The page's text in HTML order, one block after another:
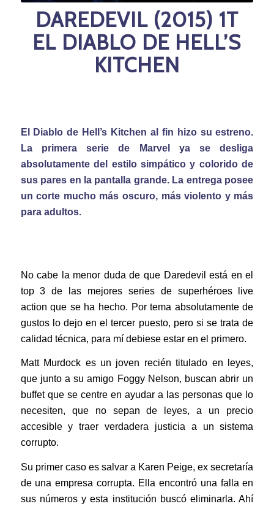
DAREDEVIL (2015) 1T
EL DIABLO DE HELL’S
KITCHEN
El Diablo de Hell’s Kitchen al fin hizo su estreno.
La primera serie de Marvel ya se desliga
absolutamente del estilo simpático y colorido de
sus pares en la pantalla grande. La entrega posee
un corte mucho más oscuro, más violento y más
para adultos.
No cabe la menor duda de que Daredevil está en el
top 3 de las mejores series de superhéroes live
action que se ha hecho. Por tema absolutamente de
gustos lo dejo en el tercer puesto, pero si se trata de
calidad técnica, para mí debiese estar en el primero.
Matt Murdock es un joven recién titulado en leyes,
que junto a su amigo Foggy Nelson, buscan abrir un
buffet que se centre en ayudar a las personas que lo
necesiten, que no sepan de leyes, a un precio
accesible y traer verdadera justicia a un sistema
corrupto.
Su primer caso es salvar a Karen Peige, ex secretaría
de una empresa corrupta. Ella encontró una falla en
sus números y esta institución buscó eliminarla. Ahí